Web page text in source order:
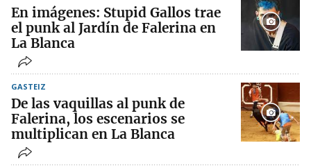
En imágenes: Stupid Gallos trae
el punk al Jardín de Falerina en
La Blanca
GASTEIZ
De las vaquillas al punk de
Falerina, los escenarios se
multiplican en La Blanca